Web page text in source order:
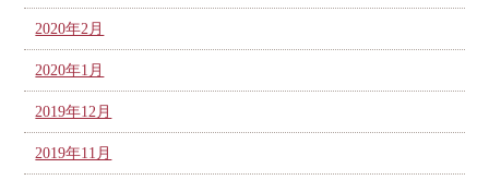
2020年2月
2020年1月
2019年12月
2019年11月